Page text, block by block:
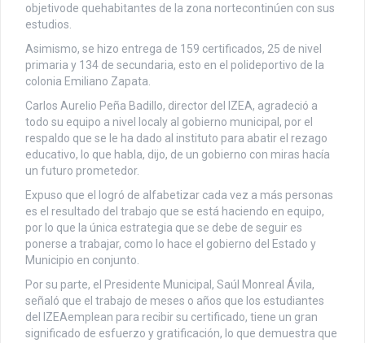
objetivode quehabitantes de la zona nortecontinúen con sus
estudios.
Asimismo, se hizo entrega de 159 certificados, 25 de nivel
primaria y 134 de secundaria, esto en el polideportivo de la
colonia Emiliano Zapata.
Carlos Aurelio Peña Badillo, director del IZEA, agradeció a
todo su equipo a nivel localy al gobierno municipal, por el
respaldo que se le ha dado al instituto para abatir el rezago
educativo, lo que habla, dijo, de un gobierno con miras hacía
un futuro prometedor.
Expuso que el logró de alfabetizar cada vez a más personas
es el resultado del trabajo que se está haciendo en equipo,
por lo que la única estrategia que se debe de seguir es
ponerse a trabajar, como lo hace el gobierno del Estado y
Municipio en conjunto.
Por su parte, el Presidente Municipal, Saúl Monreal Ávila,
señaló que el trabajo de meses o años que los estudiantes
del IZEAemplean para recibir su certificado, tiene un gran
significado de esfuerzo y gratificación, lo que demuestra que